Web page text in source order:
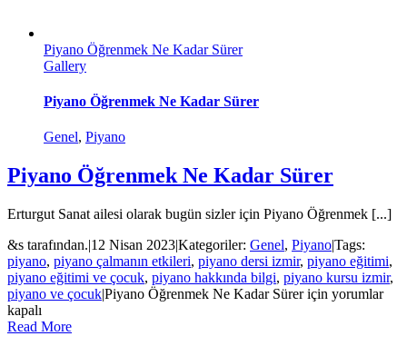
Piyano Öğrenmek Ne Kadar Sürer
Gallery
Piyano Öğrenmek Ne Kadar Sürer
Genel, Piyano
Piyano Öğrenmek Ne Kadar Sürer
Erturgut Sanat ailesi olarak bugün sizler için Piyano Öğrenmek [...]
&s tarafından.|12 Nisan 2023|Kategoriler: Genel, Piyano|Tags:
piyano, piyano çalmanın etkileri, piyano dersi izmir, piyano eğitimi,
piyano eğitimi ve çocuk, piyano hakkında bilgi, piyano kursu izmir,
piyano ve çocuk|Piyano Öğrenmek Ne Kadar Sürer için yorumlar
kapalı
Read More